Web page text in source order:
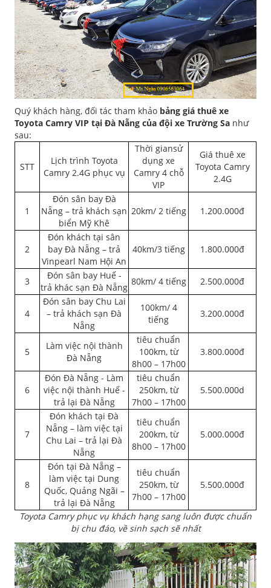
Quý khách hàng, đối tác tham khảo bảng giá thuê xe
Toyota Camry VIP tại Đà Nẵng của đội xe Trường Sa như
sau:
STT
Lịch trình Toyota
Camry 2.4G phục vụ
Thời giansử
dụng xe
Camry 4 chỗ
VIP
Giá thuê xe
Toyota Camry
2.4G
1
Đón sân bay Đà
Nẵng – trả khách sạn
biển Mỹ Khê
20km/ 2 tiếng 1.200.000đ
2
Đón khách tại sân
bay Đà Nẵng – trả
Vinpearl Nam Hội An
40km/3 tiếng 1.800.000đ
3
Đón sân bay Huế -
trả khác sạn Đà Nẵng
80km/ 4 tiếng 2.500.000đ
4
Đón sân bay Chu Lai
– trả khách sạn Đà
Nẵng
100km/ 4
tiếng
3.200.000đ
5
Làm việc nội thành
Đà Nẵng
tiêu chuẩn
100km, từ
8h00 – 17h00
3.800.000đ
6
Đón Đà Nẵng - Làm
việc nội thành Huế -
trả lại Đà Nẵng
tiêu chuẩn
250km, từ
7h00 – 17h00
5.500.000d
7
Đón khách tại Đà
Nẵng – làm việc tại
Chu Lai – trả lại Đà
Nẵng
tiêu chuẩn
200km, từ
8h00 – 17h00
5.000.000đ
8
Đón tại Đà Nẵng –
làm việc tại Dung
Quốc, Quảng Ngãi –
trả lại Đà Nẵng
tiêu chuẩn
250km, từ
7h00 – 17h00
5.500.000đ
Toyota Camry phục vụ khách hạng sang luôn được chuẩn
bị chu đáo, về sinh sạch sẽ nhất